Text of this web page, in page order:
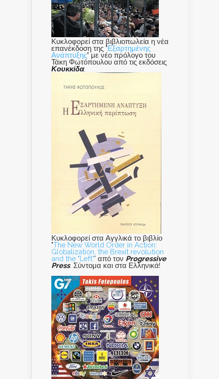
Κυκλοφορεί στα βιβλιοπωλεία η νέα
επανέκδοση της "Εξαρτημένης
Ανάπτυξης" με νέο πρόλογο του
Τάκη Φωτόπουλου από τις εκδόσεις
Κουκκίδα.
Κυκλοφορεί στα Αγγλικά το βιβλίο
"The New World Order in Action:
Globalization, the Brexit revolution
and the "Left"' από τον Progressive
Press. Σύντομα και στα Ελληνικά!